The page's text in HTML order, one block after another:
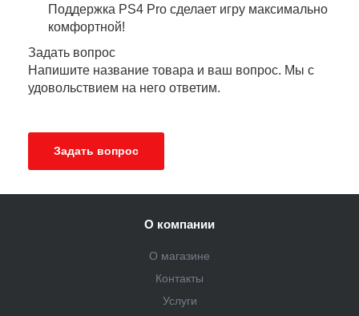
Поддержка PS4 Pro сделает игру максимально
комфортной!
Задать вопрос
Напишите название товара и ваш вопрос. Мы с
удовольствием на него ответим.
Задать вопрос
О компании
О магазине
Контакты
Услуги